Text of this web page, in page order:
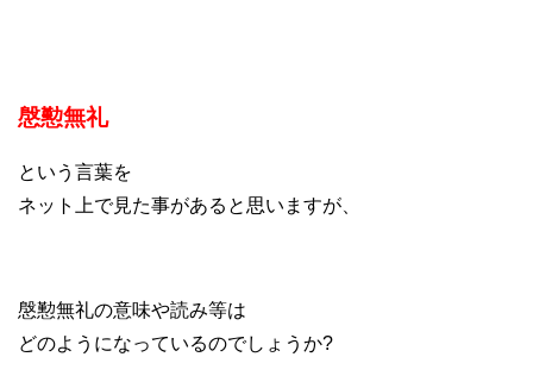
慇懃無礼
という言葉を
ネット上で見た事があると思いますが、
慇懃無礼の意味や読み等は
どのようになっているのでしょうか?